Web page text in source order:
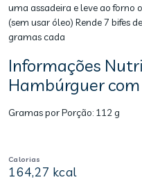
uma assadeira e leve ao forno
(sem usar óleo) Rende 7 bifes
gramas cada
Informações
Hambúrguer
Gramas por Porção: 112 g
Calorias
164,27 kcal